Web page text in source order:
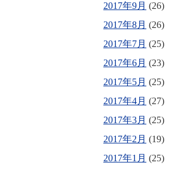
2017年9月 (26)
2017年8月 (26)
2017年7月 (25)
2017年6月 (23)
2017年5月 (25)
2017年4月 (27)
2017年3月 (25)
2017年2月 (19)
2017年1月 (25)